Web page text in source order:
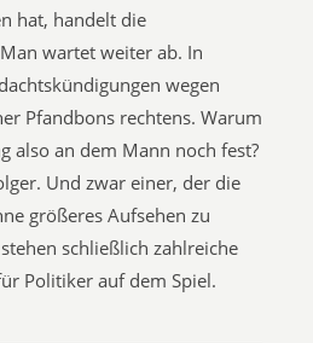
hat, handelt die
wartet weiter ab. In
wegen
Pfandbons rechtens. Warum
also an dem Mann noch fest?
Und zwar einer, der die
größeres Aufsehen zu
schließlich zahlreiche
Politiker auf dem Spiel.